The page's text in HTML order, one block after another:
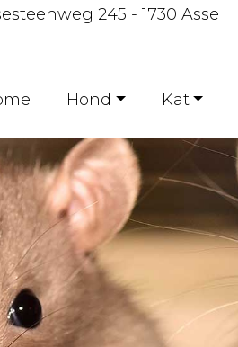
245 - 1730 Asse
Hond Kat